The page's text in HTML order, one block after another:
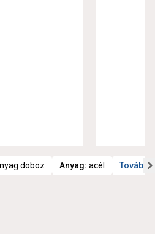
doboz Anyag: acél További